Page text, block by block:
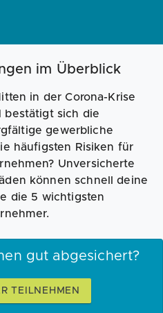
im Überblick
in der Corona-Krise
bestätigt sich die
gewerbliche
häufigsten Risiken für
Unversicherte
können schnell deine
die 5 wichtigsten
gut abgesichert?
TEILNEHMEN